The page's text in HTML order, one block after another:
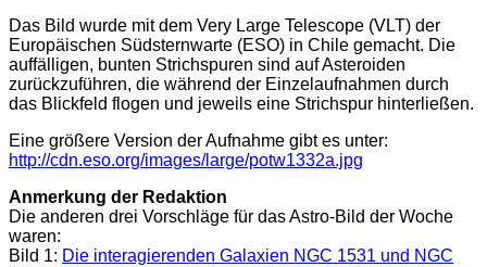
Das Bild wurde mit dem Very Large Telescope (VLT) der
Europäischen Südsternwarte (ESO) in Chile gemacht. Die
auffälligen, bunten Strichspuren sind auf Asteroiden
zurückzuführen, die während der Einzelaufnahmen durch
das Blickfeld flogen und jeweils eine Strichspur hinterließen.
Eine größere Version der Aufnahme gibt es unter:
http://cdn.eso.org/images/large/potw1332a.jpg
Anmerkung der Redaktion
Die anderen drei Vorschläge für das Astro-Bild der Woche
waren:
Bild 1: Die interagierenden Galaxien NGC 1531 und NGC